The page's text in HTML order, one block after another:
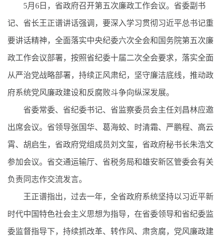
5月6日，省政府召开第五次廉政工作会议。省委副书
记、省长王正谱讲话强调，要深入学习贯彻习近平总书记重
要讲话精神，全面落实中央纪委六次全会和国务院第五次廉
政工作会议部署，按照省纪委十届二次全会要求，落实全面
从严治党战略部署，持续正风肃纪，坚守廉洁底线，推动政
府系统党风廉政建设和反腐败斗争向纵深发展。
省委常委、省纪委书记、省监察委员会主任刘昌林应邀
出席会议。省领导张国华、葛海蛟、时清霜、严鹏程、高云
霄、胡启生，省政府党组成员刘文玺，省政府秘书长朱浩文
参加会议。省交通运输厅、省税务局和雄安新区管委会有关
负责同志作交流发言。
王正谱指出，过去一年，全省政府系统坚持以习近平新
时代中国特色社会主义思想为指导，在省委领导和省纪委监
委监督指导下，持续抓改革、转作风、肃贪腐，党风廉政建